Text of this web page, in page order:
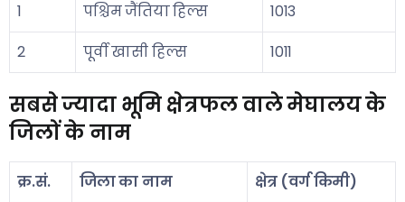
1
पश्चिम जैंतिया हिल्स
1013
2
पूर्वी खासी हिल्स 1011
सबसे ज्यादा भूमि क्षेत्रफल वाले मेघालय के
जिलों के नाम
क्र.सं. जिला का नाम
क्षेत्र (वर्ग किमी)